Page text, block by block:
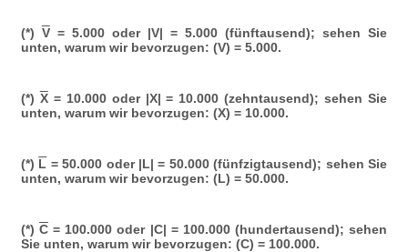
(*) V= 5.000 oder |V| = 5.000 (fünftausend); sehen Sie
unten, warum wir bevorzugen: (V) = 5.000.
(*) X= 10.000 oder |X| = 10.000 (zehntausend); sehen Sie
unten, warum wir bevorzugen: (X) = 10.000.
(*) L = 50.000 oder |L| = 50.000 (fünfzigtausend); sehen Sie
unten, warum wir bevorzugen: (L) = 50.000.
(*) C= 100.000 oder |C| = 100.000 (hundertausend); sehen
Sie unten, warum wir bevorzugen: (C) = 100.000.